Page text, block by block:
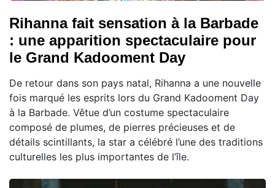
Rihanna fait sensation à la Barbade
: une apparition spectaculaire pour
le Grand Kadooment Day
De retour dans son pays natal, Rihanna a une nouvelle
fois marqué les esprits lors du Grand Kadooment Day
à la Barbade. Vêtue d’un costume spectaculaire
composé de plumes, de pierres précieuses et de
détails scintillants, la star a célébré l’une des traditions
culturelles les plus importantes de l’île.